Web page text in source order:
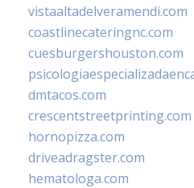
vistaaltadelveramendi.com
coastlinecateringnc.com
cuesburgershouston.com
dmtacos.com
crescentstreetprinting.com
hornopizza.com
driveadragster.com
hematologa.com